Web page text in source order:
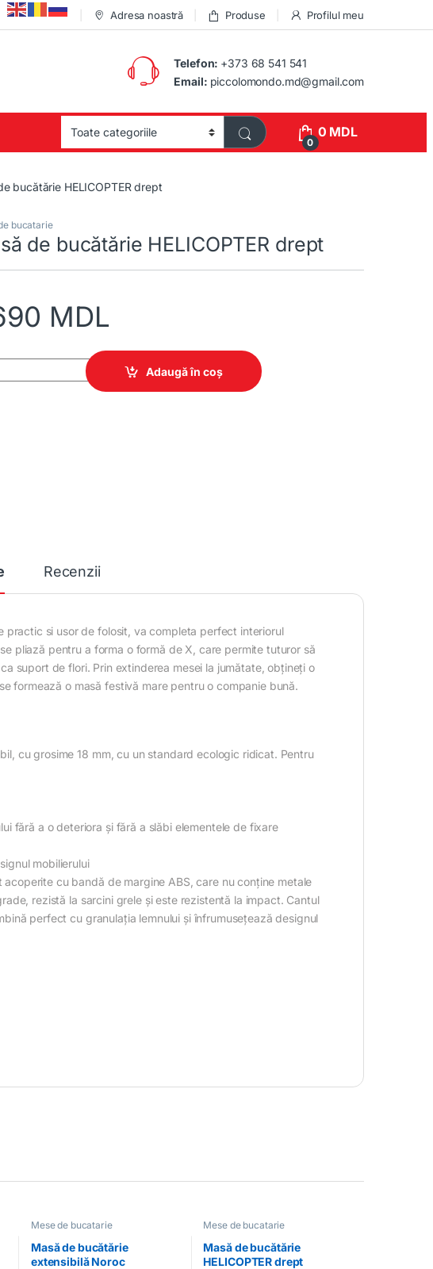
Adresa noastră Produse Profilul meu
Telefon: +373 68 541 541
Email: piccolomondo.md@gmail.com
0
0 MDL
bucătărie HELICOPTER drept
bucatarie
de bucătărie HELICOPTER drept
MDL
de bucătărie HELICOPTER drept quantity
Adaugă în coș
Recenzii
practic si usor de folosit, va completa perfect interiorul
pliază pentru a forma o formă de X, care permite tuturor să
suport de flori. Prin extinderea mesei la jumătate, obțineți o
formează o masă festivă mare pentru o companie bună.
cu grosime 18 mm, cu un standard ecologic ridicat. Pentru
fără a o deteriora și fără a slăbi elementele de fixare
mobilierului
cu bandă de margine ABS, care nu conține metale
rezistă la sarcini grele și este rezistentă la impact. Cantul
perfect cu granulația lemnului și înfrumusețează designul
Mese de bucatarie
Masă de bucătărie
extensibilă Noroc
Mese de bucatarie
Masă de bucătărie
HELICOPTER drept